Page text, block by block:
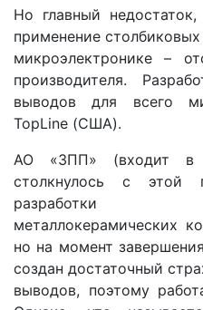
Но главный
применение
микроэлектронике –
производителя.
выводов для всего
TopLine (США).
АО «ЗПП» (входит в
столкнулось с этой
разработки
металлокерамических
но на момент
создан достаточный
выводов, поэтому